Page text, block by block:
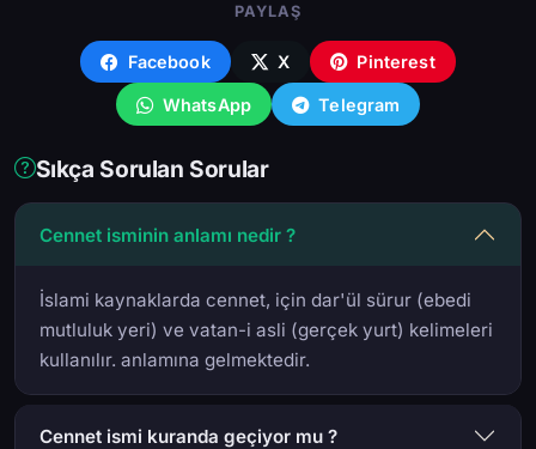
PAYLAŞ
Facebook X Pinterest
WhatsApp Telegram
Sıkça Sorulan Sorular
Cennet isminin anlamı nedir ?
İslami kaynaklarda cennet, için dar'ül sürur (ebedi
mutluluk yeri) ve vatan-i asli (gerçek yurt) kelimeleri
kullanılır. anlamına gelmektedir.
Cennet ismi kuranda geçiyor mu ?